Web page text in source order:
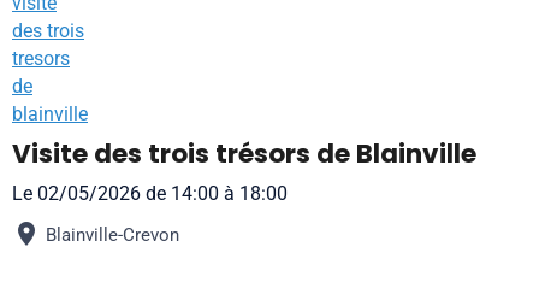
Visite des trois trésors de Blainville
Le 02/05/2026 de 14:00 à 18:00
Blainville-Crevon